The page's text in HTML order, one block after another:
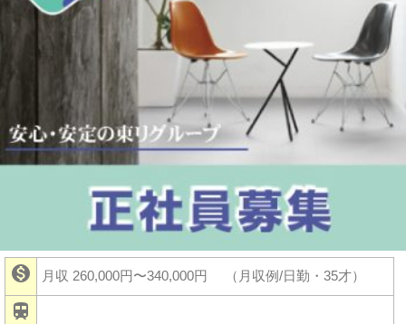
 月収 260,000円〜340,000円 （月収例/日勤・35才）
